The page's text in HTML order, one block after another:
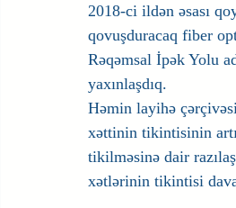
2018-ci ildən əsası
qovuşduracaq fiber
Rəqəmsal İpək Yolu
yaxınlaşdıq.
Həmin layihə
xəttinin tikintisinin
tikilməsinə dair
xətlərinin tikintisi